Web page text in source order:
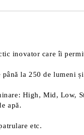
inovator care îi
la 250 de lumeni
High, Mid, Low,
apă.
etc.